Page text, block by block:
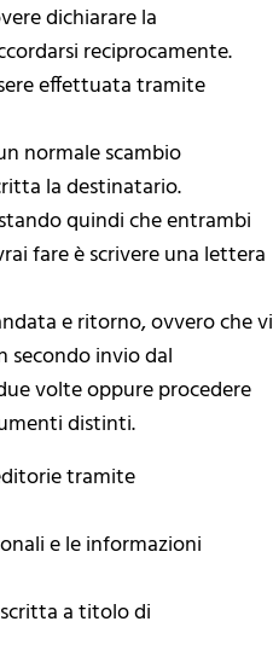
dichiarare la
reciprocamente.
effettuata tramite
normale scambio
la destinatario.
quindi che entrambi
fare è scrivere una lettera
e ritorno, ovvero che vi
secondo invio dal
volte oppure procedere
distinti.
tramite
e le informazioni
a titolo di